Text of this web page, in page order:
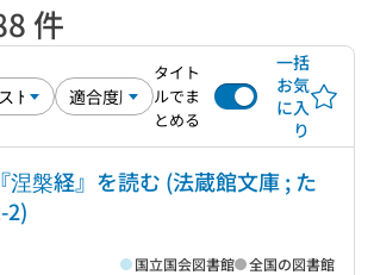
件
タイト
ルでま
とめる
一括
お気
に入
り
『涅槃経』を読む (法蔵館文庫 ; た
2)
国立国会図書館 全国の図書館